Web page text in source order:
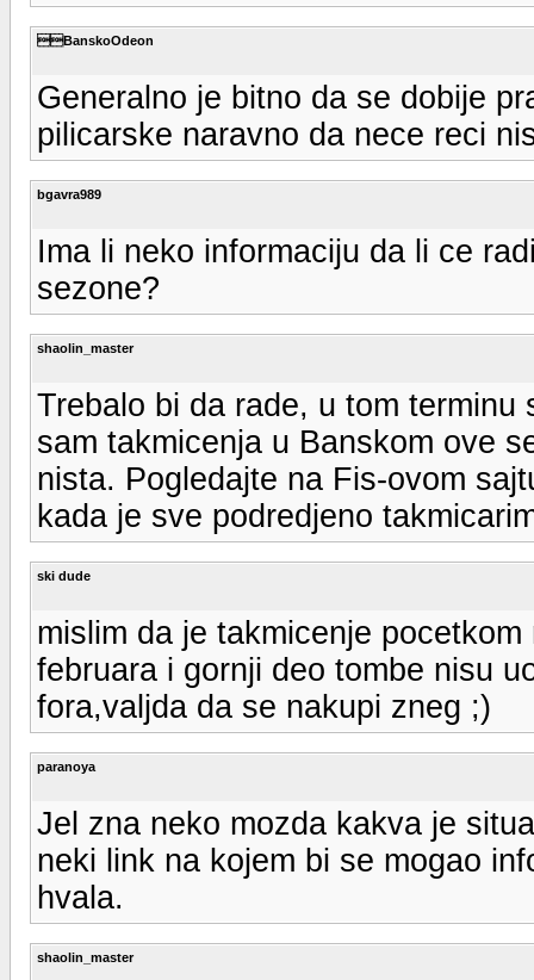
BanskoOdeon
Generalno je bitno da se dobije
pilicarske naravno da nece reci
bgavra989
Ima li neko informaciju da li ce
sezone?
shaolin_master
Trebalo bi da rade, u tom
sam takmicenja u Banskom ove
nista. Pogledajte na Fis-ovom
kada je sve podredjeno
ski dude
mislim da je takmicenje
februara i gornji deo tombe nisu
fora,valjda da se nakupi zneg ;)
paranoya
Jel zna neko mozda kakva je
neki link na kojem bi se mogao
hvala.
shaolin_master